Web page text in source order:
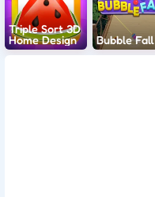
Triple Sort 3D
Home Design
Bubble Fall